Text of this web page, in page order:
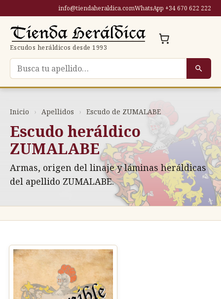
contenido
info@tiendaheraldica.comWhatsApp +34 670 622 222
Escudos heráldicos desde 1993
Buscar escudo por apellido
Inicio › Apellidos › Escudo de ZUMALABE
Escudo heráldico
ZUMALABE
Armas, origen del linaje y láminas heráldicas
del apellido ZUMALABE.